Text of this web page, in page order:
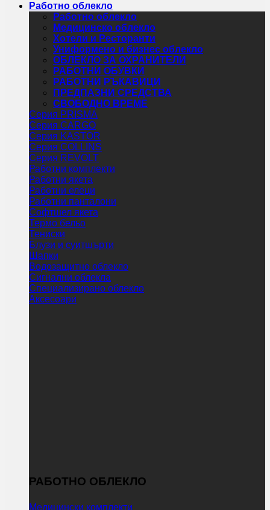
Работно облекло
Работно облекло
Медицинско облекло
Хотели и Ресторанти
Униформено и бизнес облекло
ОБЛЕКЛО ЗА ОХРАНИТЕЛИ
РАБОТНИ ОБУВКИ
РАБОТНИ РЪКАВИЦИ
ПРЕДПАЗНИ СРЕДСТВА
СВОБОДНО ВРЕМЕ
Серия PRISMA
Серия CARGO
Серия KASTOR
Серия COLLINS
Серия REVOLT
Работни комплекти
Работни якета
Работни елеци
Работни панталони
Софтшел якета
Термо бельо
Тениски
Блузи и суитшърти
Шапки
Водозащитно облекло
Сигнални облекла
Специализирано облекло
Аксесоари
РАБОТНО ОБЛЕКЛО
Медицински комплекти